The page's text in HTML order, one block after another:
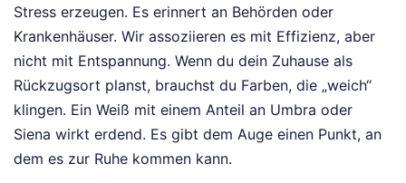
Stress erzeugen. Es erinnert an Behörden oder
Krankenhäuser. Wir assoziieren es mit Effizienz, aber
nicht mit Entspannung. Wenn du dein Zuhause als
Rückzugsort planst, brauchst du Farben, die „weich“
klingen. Ein Weiß mit einem Anteil an Umbra oder
Siena wirkt erdend. Es gibt dem Auge einen Punkt, an
dem es zur Ruhe kommen kann.